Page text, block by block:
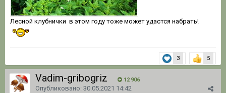
Лесной клубнички в этом году тоже может удастся набрать!
3 5
Vadim-gribogriz 12 906
Опубликовано: 30.05.2021 14:42